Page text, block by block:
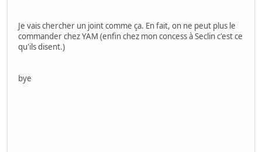
Je vais chercher un joint comme ça. En fait, on ne peut plus le
commander chez YAM (enfin chez mon concess à Seclin c'est ce
qu'ils disent.)
bye